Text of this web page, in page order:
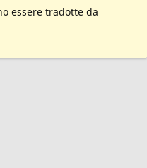
essere tradotte da